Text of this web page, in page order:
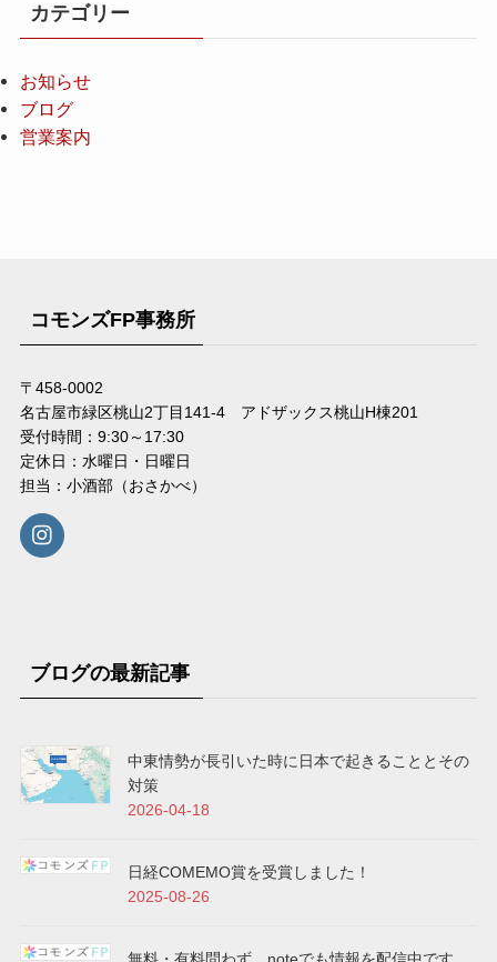
カテゴリー
お知らせ
ブログ
営業案内
コモンズFP事務所
〒458-0002
名古屋市緑区桃山2丁目141-4 アドザックス桃山H棟201
受付時間：9:30～17:30
定休日：水曜日・日曜日
担当：小酒部（おさかべ）
ブログの最新記事
中東情勢が長引いた時に日本で起きることとその
対策
2026-04-18
日経COMEMO賞を受賞しました！
2025-08-26
無料・有料問わず、noteでも情報を配信中です